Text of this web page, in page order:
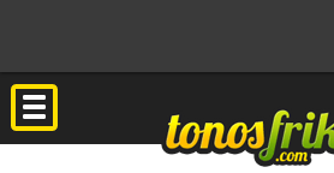
RSS FacebookTwitter